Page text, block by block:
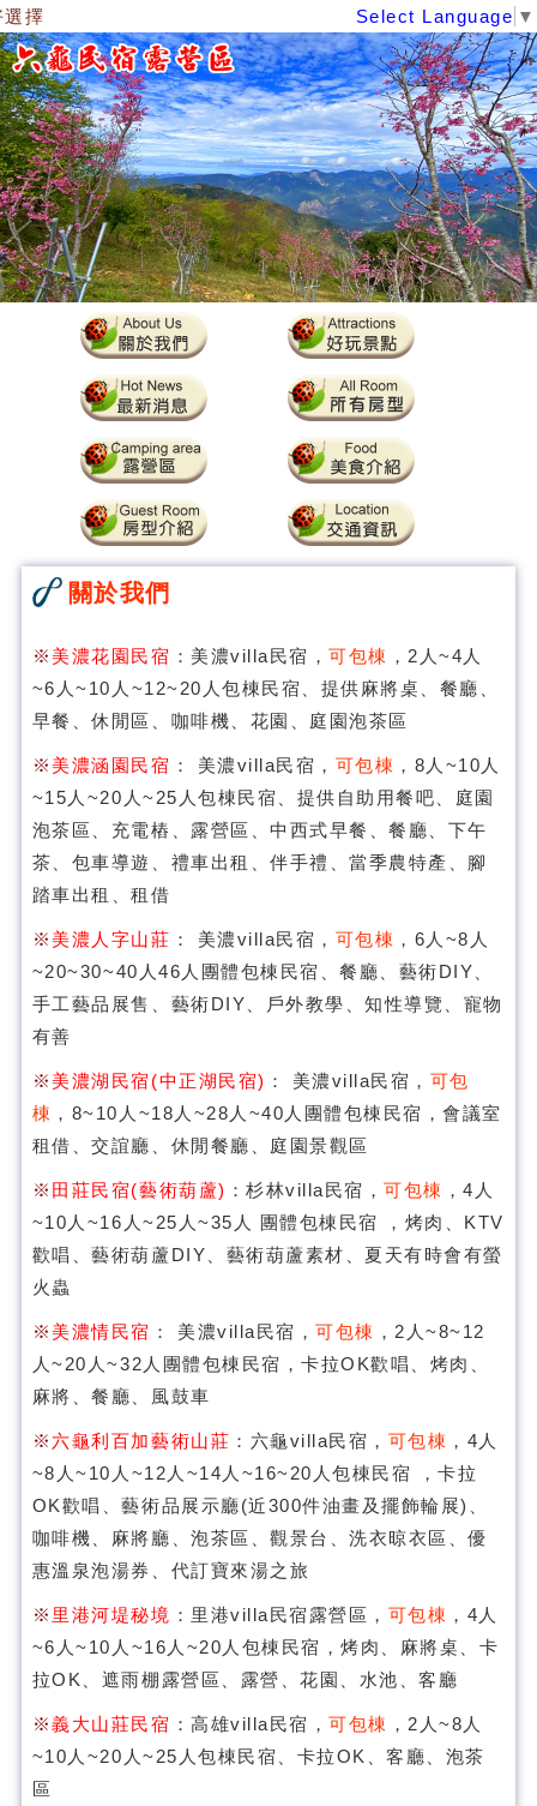
擇 Select Language ▼
關於我們
※ 美濃花園民宿 ：美濃villa民宿，可包棟 ，2人~4人
~6人~10人~12~20人包棟民宿、提供麻將桌、餐廳、
早餐、休閒區、咖啡機、花園、庭園泡茶區
※ 美濃涵園民宿 ： 美濃villa民宿， 可包棟 ，8人~10人
~15人~20人~25人包棟民宿、提供自助用餐吧、庭園
泡茶區、充電樁、露營區、中西式早餐、餐廳、下午
茶、包車導遊、禮車出租、伴手禮、當季農特產、腳
踏車出租、租借
※ 美濃人字山莊 ： 美濃villa民宿， 可包棟 ，6人~8人
~20~30~40人46人團體包棟民宿、餐廳、藝術DIY、
手工藝品展售、藝術DIY、戶外教學、知性導覽、寵物
有善
※ 美濃湖民宿(中正湖民宿) ： 美濃villa民宿， 可包
棟 ，8~10人~18人~28人~40人團體包棟民宿，會議室
租借、交誼廳、休閒餐廳、庭園景觀區
※ 田莊民宿(藝術葫蘆) ：杉林villa民宿，可包棟 ，4人
~10人~16人~25人~35人 團體包棟民宿 ，烤肉、KTV
歡唱、藝術葫蘆DIY、藝術葫蘆素材、夏天有時會有螢
火蟲
※ 美濃情民宿 ： 美濃villa民宿，可包棟 ，2人~8~12
人~20人~32人團體包棟民宿，卡拉OK歡唱、烤肉、
麻將、餐廳、風鼓車
※六龜利百加藝術山莊 ：六龜villa民宿， 可包棟 ，4人
~8人~10人~12人~14人~16~20人包棟民宿 ，卡拉
OK歡唱、藝術品展示廳(近300件油畫及擺飾輪展)、
咖啡機、麻將廳、泡茶區、觀景台、洗衣晾衣區、優
惠溫泉泡湯券、代訂寶來湯之旅
※ 里港河堤秘境 ：里港villa民宿露營區， 可包棟 ，4人
~6人~10人~16人~20人包棟民宿，烤肉、麻將桌、卡
拉OK、遮雨棚露營區、露營、花園、水池、客廳
※義大山莊民宿 ：高雄villa民宿，可包棟 ，2人~8人
~10人~20人~25人包棟民宿、卡拉OK、客廳、泡茶
區